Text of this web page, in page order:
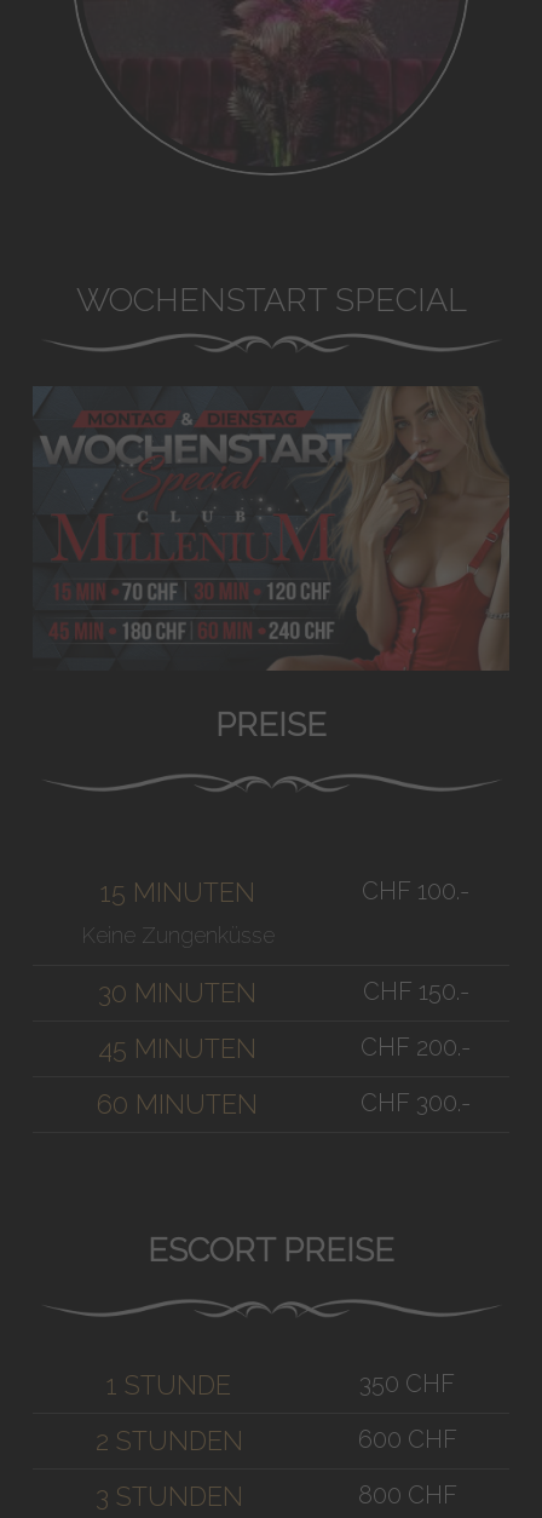
WOCHENSTART SPECIAL
PREISE
15 MINUTEN
Keine Zungenküsse
CHF 100.-
30 MINUTEN CHF 150.-
45 MINUTEN CHF 200.-
60 MINUTEN CHF 300.-
ESCORT PREISE
1 STUNDE 350 CHF
2 STUNDEN 600 CHF
3 STUNDEN 800 CHF